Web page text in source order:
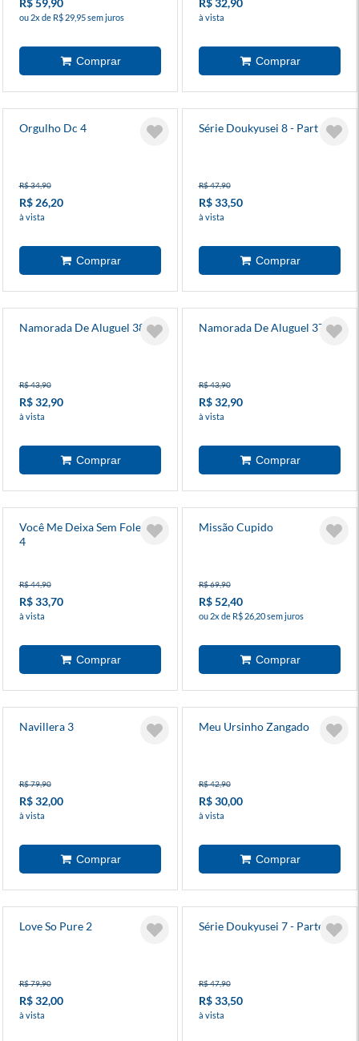
ou 2x de R$ 29,95 sem juros à vista
Orgulho Dc 4
R$ 34,90
R$ 26,20
à vista
Série Doukyusei 8 - Part 2
R$ 47,90
R$ 33,50
à vista
Namorada De Aluguel 38
R$ 43,90
R$ 32,90
à vista
Namorada De Aluguel 37
R$ 43,90
R$ 32,90
à vista
Você Me Deixa Sem Folego
4
R$ 44,90
R$ 33,70
à vista
Missão Cupido
R$ 69,90
R$ 52,40
ou 2x de R$ 26,20 sem juros
Navillera 3
R$ 79,90
R$ 32,00
à vista
Meu Ursinho Zangado
R$ 42,90
R$ 30,00
à vista
Love So Pure 2
R$ 79,90
R$ 32,00
à vista
Série Doukyusei 7 - Parte 1
R$ 47,90
R$ 33,50
à vista